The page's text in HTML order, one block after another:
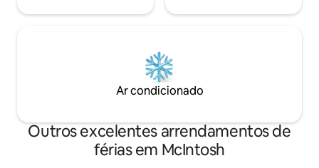
Ar condicionado
Outros excelentes arrendamentos de
férias em McIntosh